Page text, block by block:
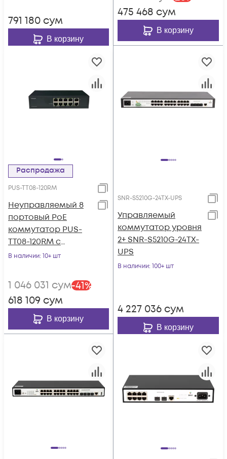
791 180 сум
В корзину
475 468 сум
В корзину
Распродажа
PUS-TT08-120RM
Неуправляемый 8
портовый PoE
коммутатор PUS-
TT08-120RM с
возможностью
В наличии: 10+ шт
1 046 031 сум-41%
618 109 сум
В корзину
SNR-S5210G-24TX-UPS
Управляемый
коммутатор уровня
2+ SNR-S5210G-24TX-
UPS
В наличии: 100+ шт
4 227 036 сум
В корзину